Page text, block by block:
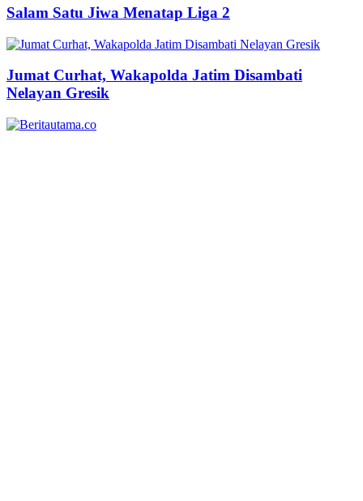
Salam Satu Jiwa Menatap Liga 2
Jumat Curhat, Wakapolda Jatim Disambati
Nelayan Gresik